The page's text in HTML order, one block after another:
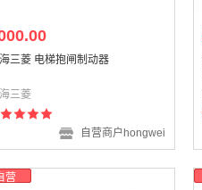
三菱 电梯抱闸制动器
三菱
自营商户hongwei
营